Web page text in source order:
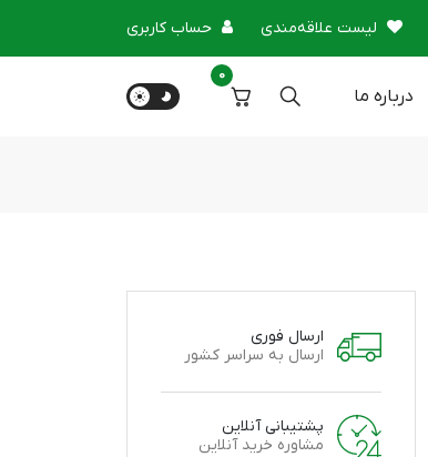
لیست علاقه‌مندی حساب کاربری
درباره‌ ما
0
ارسال فوری
ارسال به سراسر کشور
پشتیبانی آنلاین
مشاوره خرید آنلاین